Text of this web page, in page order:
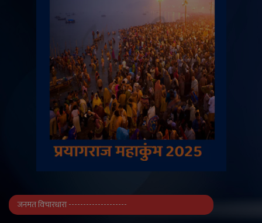
जनमत विचारधारा --------------------